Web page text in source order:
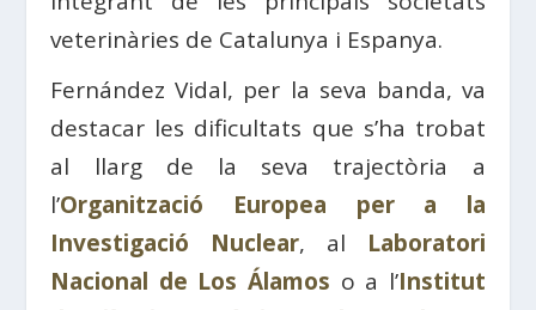
veterinàries de Catalunya i Espanya.
Fernández Vidal, per la seva banda, va
destacar les dificultats que s’ha trobat
al llarg de la seva trajectòria a
l’Organització Europea per a la
Investigació Nuclear, al Laboratori
Nacional de Los Álamos o a l’Institut